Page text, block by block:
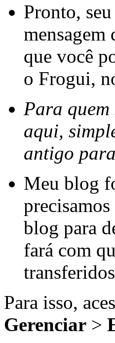
Pronto,
mensagem
que você
o Frogui,
Para
aqui,
antigo
Meu blog
blog para
fará com
Para isso,
Gerenciar >